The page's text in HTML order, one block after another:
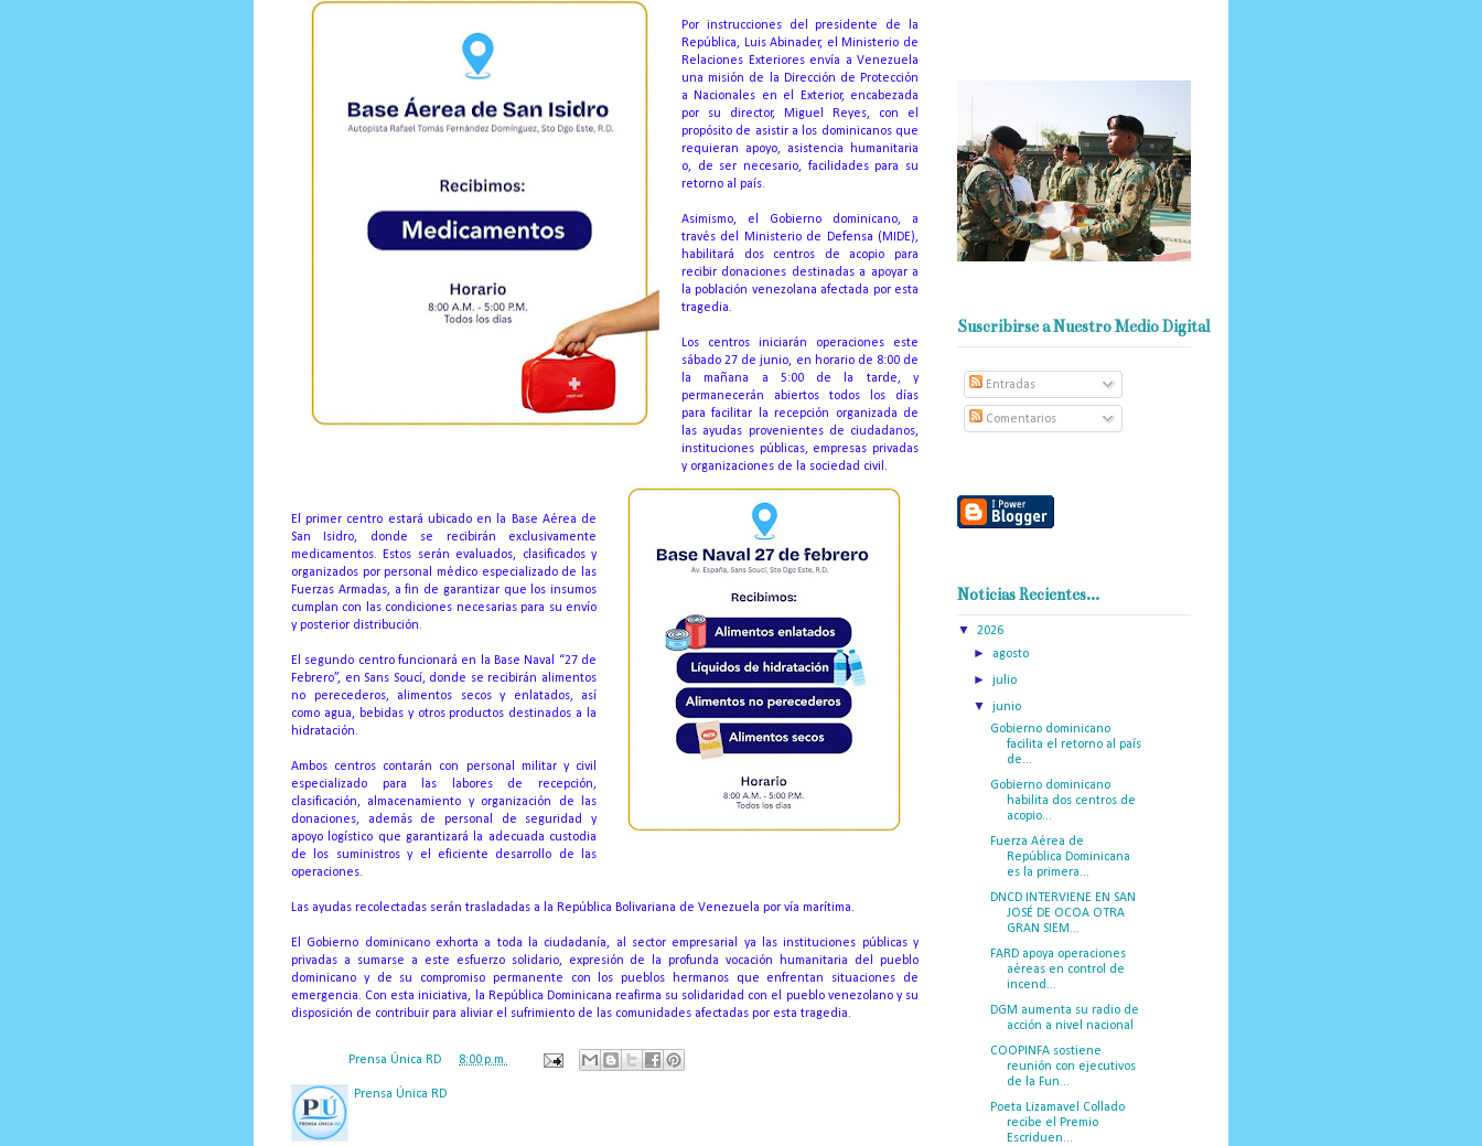
Por instrucciones del presidente de la
República, Luis Abinader, el Ministerio de
Relaciones Exteriores envía a Venezuela
una misión de la Dirección de Protección
a Nacionales en el Exterior, encabezada
por su director, Miguel Reyes, con el
propósito de asistir a los dominicanos que
requieran apoyo, asistencia humanitaria
o, de ser necesario, facilidades para su
retorno al país.
Asimismo, el Gobierno dominicano, a
través del Ministerio de Defensa (MIDE),
habilitará dos centros de acopio para
recibir donaciones destinadas a apoyar a
la población venezolana afectada por esta
tragedia.
Los centros iniciarán operaciones este
sábado 27 de junio, en horario de 8:00 de
la mañana a 5:00 de la tarde, y
permanecerán abiertos todos los días
para facilitar la recepción organizada de
las ayudas provenientes de ciudadanos,
instituciones públicas, empresas privadas
y organizaciones de la sociedad civil.
El primer centro estará ubicado en la Base Aérea de
San Isidro, donde se recibirán exclusivamente
medicamentos. Estos serán evaluados, clasificados y
organizados por personal médico especializado de las
Fuerzas Armadas, a fin de garantizar que los insumos
cumplan con las condiciones necesarias para su envío
y posterior distribución.
El segundo centro funcionará en la Base Naval “27 de
Febrero”, en Sans Soucí, donde se recibirán alimentos
no perecederos, alimentos secos y enlatados, así
como agua, bebidas y otros productos destinados a la
hidratación.
Ambos centros contarán con personal militar y civil
especializado para las labores de recepción,
clasificación, almacenamiento y organización de las
donaciones, además de personal de seguridad y
apoyo logístico que garantizará la adecuada custodia
de los suministros y el eficiente desarrollo de las
operaciones.
Las ayudas recolectadas serán trasladadas a la República Bolivariana de Venezuela por vía marítima.
El Gobierno dominicano exhorta a toda la ciudadanía, al sector empresarial ya las instituciones públicas y
privadas a sumarse a este esfuerzo solidario, expresión de la profunda vocación humanitaria del pueblo
dominicano y de su compromiso permanente con los pueblos hermanos que enfrentan situaciones de
emergencia. Con esta iniciativa, la República Dominicana reafirma su solidaridad con el pueblo venezolano y su
disposición de contribuir para aliviar el sufrimiento de las comunidades afectadas por esta tragedia.
Prensa Única RD 8:00 p.m.
Prensa Única RD
Suscribirse a Nuestro Medio Digital
Entradas
Comentarios
Noticias Recientes...
▼ 2026
► agosto
►julio
▼junio
Gobierno dominicano
facilita el retorno al país
de...
Gobierno dominicano
habilita dos centros de
acopio...
Fuerza Aérea de
República Dominicana
es la primera...
DNCD INTERVIENE EN SAN
JOSÉ DE OCOA OTRA
GRAN SIEM...
FARD apoya operaciones
aéreas en control de
incend...
DGM aumenta su radio de
acción a nivel nacional
COOPINFA sostiene
reunión con ejecutivos
de la Fun...
Poeta Lizamavel Collado
recibe el Premio
Escriduen...